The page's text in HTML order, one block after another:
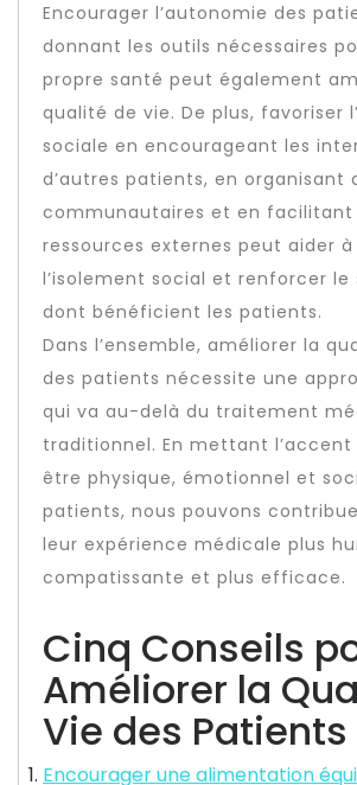
Encourager l’autonomie des
donnant les outils nécessaires
propre santé peut également
qualité de vie. De plus, favoriser
sociale en encourageant les
d’autres patients, en organisant
communautaires et en facilitant
ressources externes peut aider à
l’isolement social et renforcer le
dont bénéficient les patients.
Dans l’ensemble, améliorer la
des patients nécessite une
qui va au-delà du traitement
traditionnel. En mettant
être physique, émotionnel et
patients, nous pouvons
leur expérience médicale plus
compatissante et plus efficace.
Cinq Conseils
Améliorer la
Vie des Patients
Encourager une alimentation